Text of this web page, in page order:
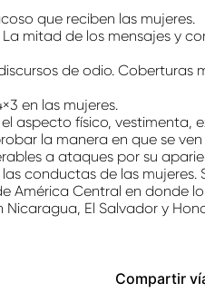
que reciben las mujeres.
La mitad de los mensajes y
de odio. Coberturas
en las mujeres.
aspecto físico, vestimenta,
la manera en que se ven
a ataques por su
conductas de las
América Central en donde
El Salvador y
Compartir